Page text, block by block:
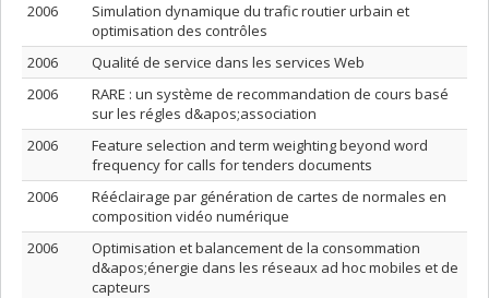
2006
Simulation dynamique du trafic routier urbain et
optimisation des contrôles
2006
Qualité de service dans les services Web
2006
RARE : un système de recommandation de cours basé
sur les régles d&apos;association
2006
Feature selection and term weighting beyond word
frequency for calls for tenders documents
2006
Rééclairage par génération de cartes de normales en
composition vidéo numérique
2006
Optimisation et balancement de la consommation
d&apos;énergie dans les réseaux ad hoc mobiles et de
capteurs